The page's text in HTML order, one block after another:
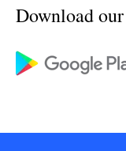
Download